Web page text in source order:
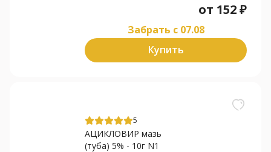
от 152₽
Забрать c 07.08
Купить
5
АЦИКЛОВИР мазь
(туба) 5% - 10г N1